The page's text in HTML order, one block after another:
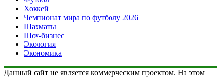
Хоккей
Чемпионат мира по футболу 2026
Шахматы
Шоу-бизнес
Экология
Экономика
Данный сайт не является коммерческим проектом. На этом